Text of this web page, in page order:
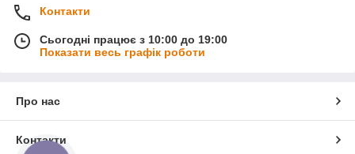
Контакти
Сьогодні працює з 10:00 до 19:00
Показати весь графік роботи
Про нас
Контакти